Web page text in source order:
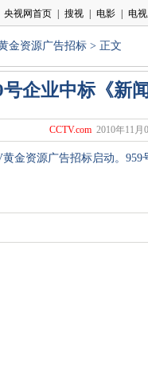
金资源广告招标 > 正文
号企业中标《新
CCTV.com 2010年11月
资源广告招标启动。959